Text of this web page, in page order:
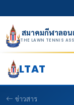
สมาคมกีฬาลอน
THE LAWN TENNIS
LTAT
ข่าวสาร